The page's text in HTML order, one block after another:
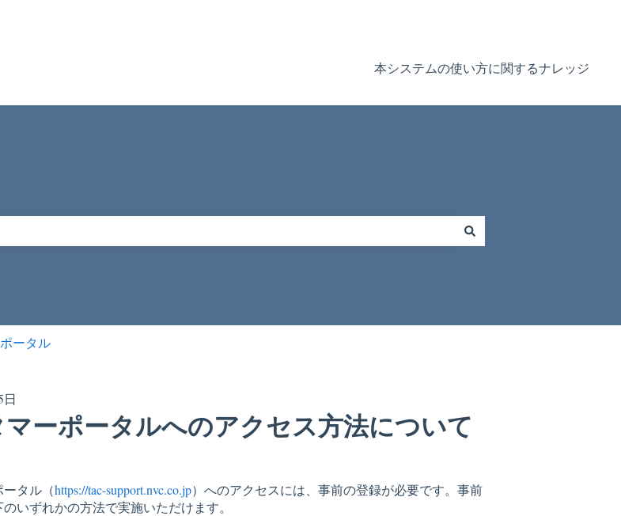
本システムの使い方に関するナレッジ
ータル
日
マーポータルへのアクセス方法について
タル（https://tac-support.nvc.co.jp）へのアクセスには、事前の登録が必要です。事前
いずれかの方法で実施いただけます。